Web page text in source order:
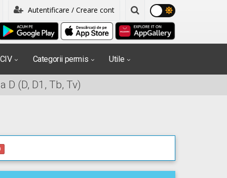
Autentificare / Creare cont
Categorii permis Utile
D (D, D1, Tb, Tv)